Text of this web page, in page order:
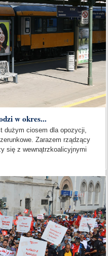
w okres...
dużym ciosem dla opozycji,
Zarazem rządzący
się z wewnątrzkoalicyjnymi